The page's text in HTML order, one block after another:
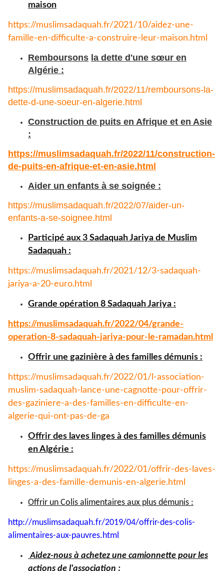
maison
https://muslimsadaquah.fr/2021/10/aidez-une-
famille-en-difficulte-a-construire-leur-maison.html
Remboursons la dette d'une sœur en
Algérie :
https://muslimsadaquah.fr/2022/11/remboursons-la-
dette-d-une-soeur-en-algerie.html
Construction de puits en Afrique et en Asie
:
https://muslimsadaquah.fr/2022/11/construction-
de-puits-en-afrique-et-en-asie.html
Aider un enfants à se soignée :
https://muslimsadaquah.fr/2022/07/aider-un-
enfants-a-se-soignee.html
Participé aux 3 Sadaquah Jariya de Muslim
Sadaquah :
https://muslimsadaquah.fr/2021/12/3-sadaquah-
jariya-a-20-euro.html
Grande opération 8 Sadaquah Jariya :
https://muslimsadaquah.fr/2022/04/grande-
operation-8-sadaquah-jariya-pour-le-ramadan.html
Offrir une gazinière à des familles démunis :
https://muslimsadaquah.fr/2022/01/l-association-
muslim-sadaquah-lance-une-cagnotte-pour-offrir-
des-gaziniere-a-des-familles-en-difficulte-en-
algerie-qui-ont-pas-de-ga
Offrir des laves linges à des familles démunis
en Algérie :
https://muslimsadaquah.fr/2022/01/offrir-des-laves-
linges-a-des-famille-demunis-en-algerie.html
Offrir un Colis alimentaires aux plus démunis :
http://muslimsadaquah.fr/2019/04/offrir-des-colis-
alimentaires-aux-pauvres.html
Aidez-nous à achetez une camionnette pour les
actions de l'association :